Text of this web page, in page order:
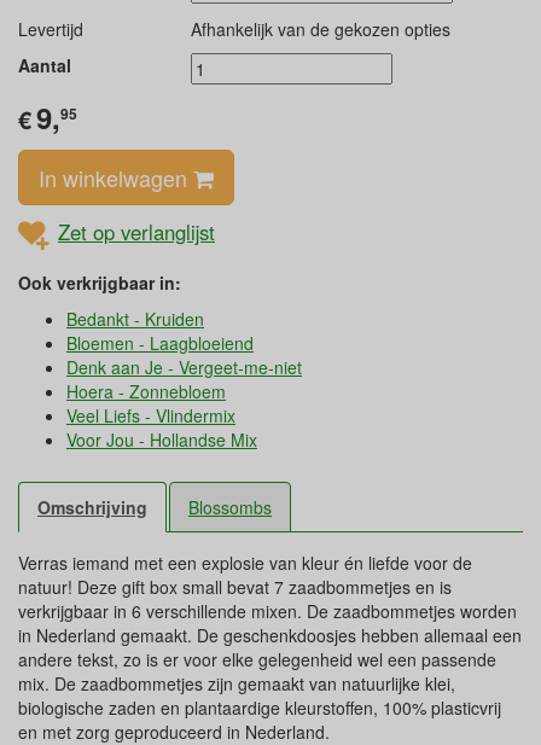
Levertijd
Afhankelijk van de gekozen opties
Aantal
€9,95
In winkelwagen
Zet op verlanglijst
Ook verkrijgbaar in:
Bedankt - Kruiden
Bloemen - Laagbloeiend
Denk aan Je - Vergeet-me-niet
Hoera - Zonnebloem
Veel Liefs - Vlindermix
Voor Jou - Hollandse Mix
Omschrijving Blossombs
Verras iemand met een explosie van kleur én liefde voor de
natuur! Deze gift box small bevat 7 zaadbommetjes en is
verkrijgbaar in 6 verschillende mixen. De zaadbommetjes worden
in Nederland gemaakt. De geschenkdoosjes hebben allemaal een
andere tekst, zo is er voor elke gelegenheid wel een passende
mix. De zaadbommetjes zijn gemaakt van natuurlijke klei,
biologische zaden en plantaardige kleurstoffen, 100% plasticvrij
en met zorg geproduceerd in Nederland.